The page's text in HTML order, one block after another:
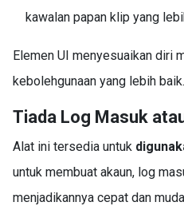
kawalan papan klip yang
Elemen UI menyesuaikan diri
kebolehgunaan yang lebih baik.
Tiada Log Masuk
Alat ini tersedia untuk
untuk membuat akaun, log
menjadikannya cepat dan